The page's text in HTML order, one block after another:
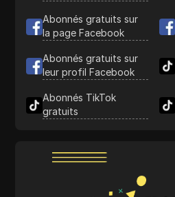
Abonnés gratuits sur
la page Facebook
Abonnés gratuits sur
leur profil Facebook
Abonnés TikTok
gratuits